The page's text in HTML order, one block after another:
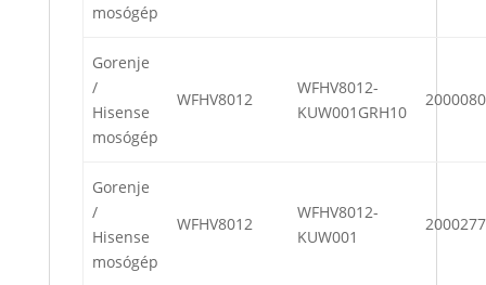
mosógép
Gorenje
/
Hisense
mosógép
WFHV8012
WFHV8012-
KUW001GRH10
Gorenje
/
Hisense
mosógép
WFHV8012
WFHV8012-
KUW001